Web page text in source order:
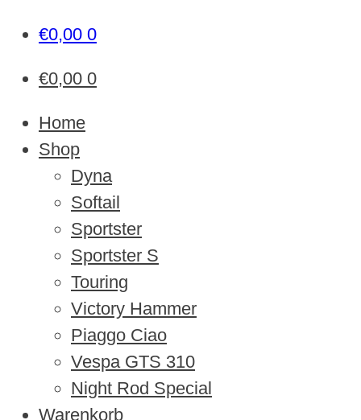
€0,00 0
€0,00 0
Home
Shop
Dyna
Softail
Sportster
Sportster S
Touring
Victory Hammer
Piaggo Ciao
Vespa GTS 310
Night Rod Special
Warenkorb